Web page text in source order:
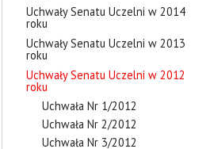
Uchwały Senatu Uczelni w 2014
roku
Uchwały Senatu Uczelni w 2013
roku
Uchwały Senatu Uczelni w 2012
roku
Uchwała Nr 1/2012
Uchwała Nr 2/2012
Uchwała Nr 3/2012